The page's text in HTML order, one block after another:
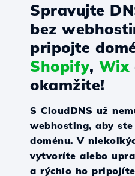
Spravujte
bez
pripojte
Shopify, Wix
okamžite!
S CloudDNS už
webhosting, aby
doménu. V
vytvoríte alebo
a rýchlo ho